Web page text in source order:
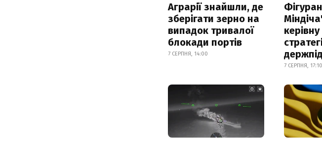
Аграрії знайшли, де
зберігати зерно на
випадок тривалої
блокади портів
7 СЕРПНЯ, 14:00
7 СЕРПНЯ, 17:10